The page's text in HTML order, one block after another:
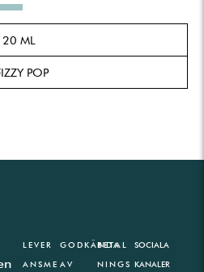
ML
POP
LEVER
ANSME
GODKÄNDA
AV
BETAL
NINGS
SOCIALA
KANALER